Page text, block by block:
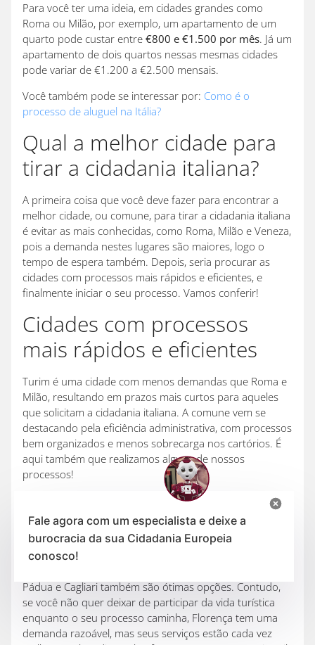
Para você ter uma ideia, em cidades grandes como
Roma ou Milão, por exemplo, um apartamento de um
quarto pode custar entre €800 e €1.500 por mês. Já um
apartamento de dois quartos nessas mesmas cidades
pode variar de €1.200 a €2.500 mensais.
Você também pode se interessar por: Como é o
processo de aluguel na Itália?
Qual a melhor cidade para
tirar a cidadania italiana?
A primeira coisa que você deve fazer para encontrar a
melhor cidade, ou comune, para tirar a cidadania italiana
é evitar as mais conhecidas, como Roma, Milão e Veneza,
pois a demanda nestes lugares são maiores, logo o
tempo de espera também. Depois, seria procurar as
cidades com processos mais rápidos e eficientes, e
finalmente iniciar o seu processo. Vamos conferir!
Cidades com processos
mais rápidos e eficientes
Turim é uma cidade com menos demandas que Roma e
Milão, resultando em prazos mais curtos para aqueles
que solicitam a cidadania italiana. A comune vem se
destacando pela eficiência administrativa, com processos
bem organizados e menos sobrecarga nos cartórios. É
aqui também que realizamos alguns de nossos
processos!
Outra cidade que também oferece um serviço de
qualidade em menor tempo é Bolonha. Ela é conhecida
por ser um centro universitário, tornando o processo de
imigração e cidadania mais simples e comum, facilitando
a solicitação dos requerentes.
Pádua e Cagliari também são ótimas opções. Contudo,
se você não quer deixar de participar da vida turística
enquanto o seu processo caminha, Florença tem uma
demanda razoável, mas seus serviços estão cada vez
Fale agora com um especialista e deixe a
burocracia da sua Cidadania Europeia
conosco!